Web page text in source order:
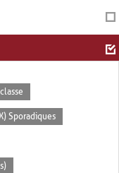
Sporadiques